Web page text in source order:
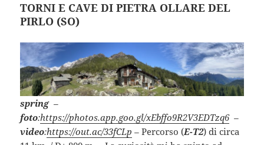
TORNI E CAVE DI PIETRA OLLARE DEL
PIRLO (SO)
spring–
foto:https://photos.app.goo.gl/xEbffo9R2V3EDTzq6–
video:https://out.ac/33fCLp –Percorso (E-T2) di circa